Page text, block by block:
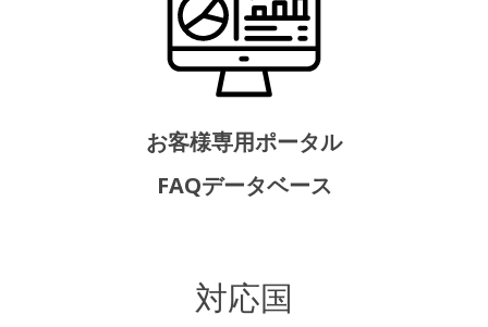
お客様専用ポータル
FAQデータベース
対応国